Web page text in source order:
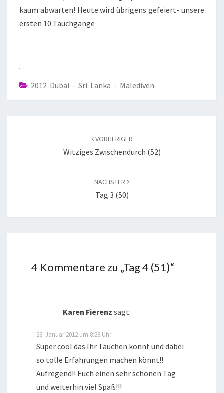
kaum abwarten! Heute wird übrigens gefeiert- unsere
ersten 10 Tauchgänge
2012 Dubai - Sri Lanka - Malediven
VORHERIGER
Witziges Zwischendurch (52)
NÄCHSTER
Tag 3 (50)
4 Kommentare zu „Tag 4 (51)“
Karen Fierenz sagt:
26. Januar 2012 um 8:28 Uhr
Super cool das Ihr Tauchen könnt und dabei
so tolle Erfahrungen machen könnt!!
Aufregend!! Euch einen sehr schönen Tag
und weiterhin viel Spaß!!!